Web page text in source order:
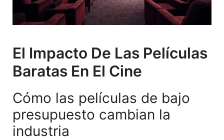
El Impacto De Las Películas
Baratas En El Cine
Cómo las películas de bajo
presupuesto cambian la
industria